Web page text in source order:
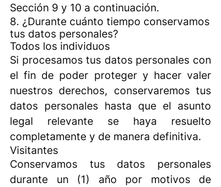
Sección 9 y 10 a continuación.
8. ¿Durante cuánto tiempo conservamos
tus datos personales?
Todos los individuos
Si procesamos tus datos personales con
el fin de poder proteger y hacer valer
nuestros derechos, conservaremos tus
datos personales hasta que el asunto
legal relevante se haya resuelto
completamente y de manera definitiva.
Visitantes
Conservamos tus datos personales
durante un (1) año por motivos de